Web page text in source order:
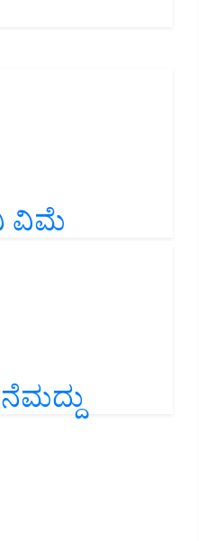
ವಿಮೆ